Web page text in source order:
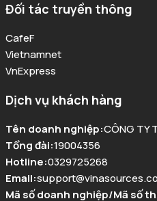
Đối tác truyền thông
CafeF
Vietnamnet
VnExpress
Dịch vụ khách hàng
Tên doanh nghiệp:CÔNG TY
Tổng đài:19004356
Hotline:0329725268
Email:
Mã số doanh nghiệp/Mã số